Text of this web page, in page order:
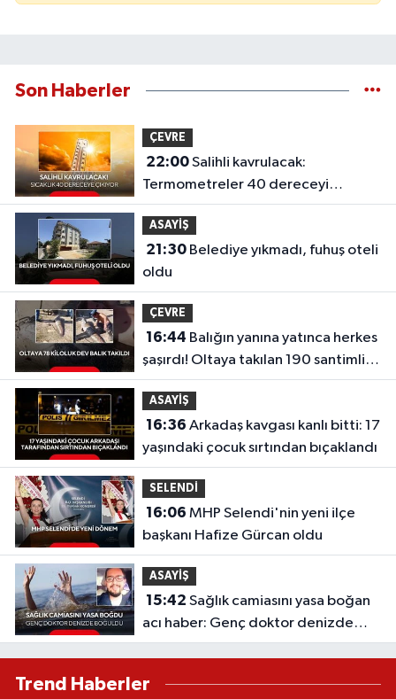
Son Haberler
ÇEVRE
22:00Salihli kavrulacak:
Termometreler 40 dereceyi
gösterecek
ASAYİŞ
21:30Belediye yıkmadı, fuhuş oteli
oldu
ÇEVRE
16:44
şaşırdı! Oltaya takılan 190 santimlik
dev yayın balığı
ASAYİŞ
16:36
yaşındaki çocuk sırtından bıçaklandı
SELENDİ
16:06
başkanı Hafize Gürcan oldu
ASAYİŞ
15:42
acı haber: Genç doktor denizde
boğuldu
Trend Haberler